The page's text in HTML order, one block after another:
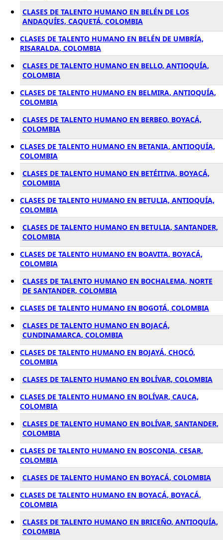
CLASES DE TALENTO HUMANO EN BELÉN DE LOS
ANDAQUÍES, CAQUETÁ, COLOMBIA
CLASES DE TALENTO HUMANO EN BELÉN DE UMBRÍA,
RISARALDA, COLOMBIA
CLASES DE TALENTO HUMANO EN BELLO, ANTIOQUÍA,
COLOMBIA
CLASES DE TALENTO HUMANO EN BELMIRA, ANTIOQUÍA,
COLOMBIA
CLASES DE TALENTO HUMANO EN BERBEO, BOYACÁ,
COLOMBIA
CLASES DE TALENTO HUMANO EN BETANIA, ANTIOQUÍA,
COLOMBIA
CLASES DE TALENTO HUMANO EN BETÉITIVA, BOYACÁ,
COLOMBIA
CLASES DE TALENTO HUMANO EN BETULIA, ANTIOQUÍA,
COLOMBIA
CLASES DE TALENTO HUMANO EN BETULIA, SANTANDER,
COLOMBIA
CLASES DE TALENTO HUMANO EN BOAVITA, BOYACÁ,
COLOMBIA
CLASES DE TALENTO HUMANO EN BOCHALEMA, NORTE
DE SANTANDER, COLOMBIA
CLASES DE TALENTO HUMANO EN BOGOTÁ, COLOMBIA
CLASES DE TALENTO HUMANO EN BOJACÁ,
CUNDINAMARCA, COLOMBIA
CLASES DE TALENTO HUMANO EN BOJAYÁ, CHOCÓ,
COLOMBIA
CLASES DE TALENTO HUMANO EN BOLÍVAR, COLOMBIA
CLASES DE TALENTO HUMANO EN BOLÍVAR, CAUCA,
COLOMBIA
CLASES DE TALENTO HUMANO EN BOLÍVAR, SANTANDER,
COLOMBIA
CLASES DE TALENTO HUMANO EN BOSCONIA, CESAR,
COLOMBIA
CLASES DE TALENTO HUMANO EN BOYACÁ, COLOMBIA
CLASES DE TALENTO HUMANO EN BOYACÁ, BOYACÁ,
COLOMBIA
CLASES DE TALENTO HUMANO EN BRICEÑO, ANTIOQUÍA,
COLOMBIA